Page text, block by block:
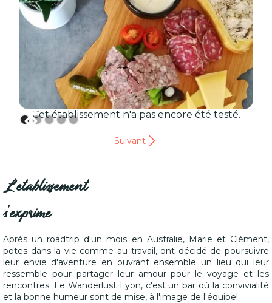
Cet établissement n'a pas encore été testé.
Suivant
L'établissement
s'exprime
Après un roadtrip d'un mois en Australie, Marie et Clément,
potes dans la vie comme au travail, ont décidé de poursuivre
leur envie d'aventure en ouvrant ensemble un lieu qui leur
ressemble pour partager leur amour pour le voyage et les
rencontres. Le Wanderlust Lyon, c'est un bar où la convivialité
et la bonne humeur sont de mise, à l'image de l'équipe!